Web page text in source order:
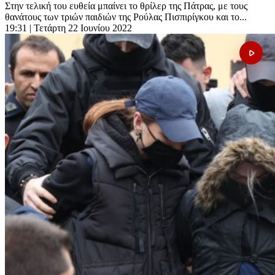
Στην τελική του ευθεία μπαίνει το θρίλερ της Πάτρας, με τους
θανάτους των τριών παιδιών της Ρούλας Πισπιρίγκου και το...
19:31 | Τετάρτη 22 Ιουνίου 2022